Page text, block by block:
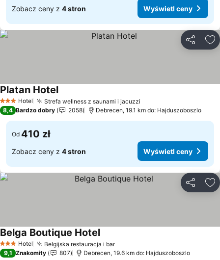
Zobacz ceny z 4 stron Wyświetl ceny
3 Kategoria
Hotel Strefa wellness z saunami i jacuzzi
Platan Hotel
8,4 Bardzo dobry 2058 Debrecen, 19.1 km do: Hajduszoboszlo
Od 410 zł
Zobacz ceny z 4 stron Wyświetl ceny
3 Kategoria
Hotel Belgijska restauracja i bar
Belga Boutique Hotel
9,1 Znakomity 807 Debrecen, 19.6 km do: Hajduszoboszlo